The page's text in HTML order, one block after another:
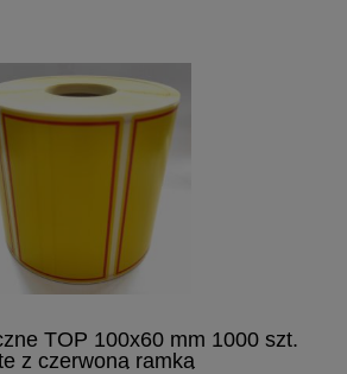
TOP 100x60 mm 1000 szt.
z czerwoną ramką